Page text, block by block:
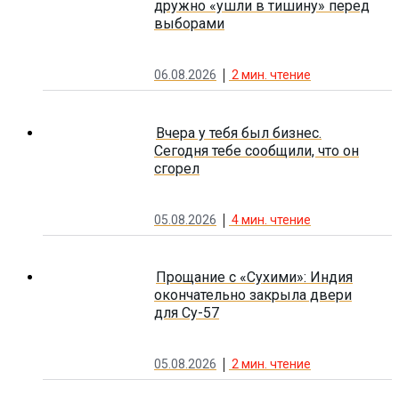
дружно «ушли в тишину» перед
выборами
06.08.2026 2мин. чтение
Вчера у тебя был бизнес.
Сегодня тебе сообщили, что он
сгорел
05.08.2026 4мин. чтение
Прощание с «Сухими»: Индия
окончательно закрыла двери
для Су-57
05.08.2026 2мин. чтение